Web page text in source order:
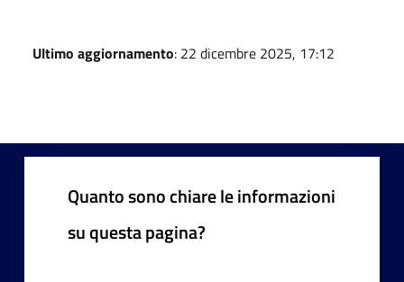
Ultimo aggiornamento: 22 dicembre 2025, 17:12
Quanto sono chiare le informazioni
su questa pagina?